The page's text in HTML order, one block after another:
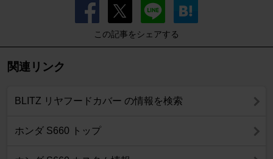
この記事をシェアする
関連リンク
BLITZ リヤフードカバー の情報を検索
ホンダ S660 トップ